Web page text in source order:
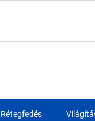
Rétegfedés